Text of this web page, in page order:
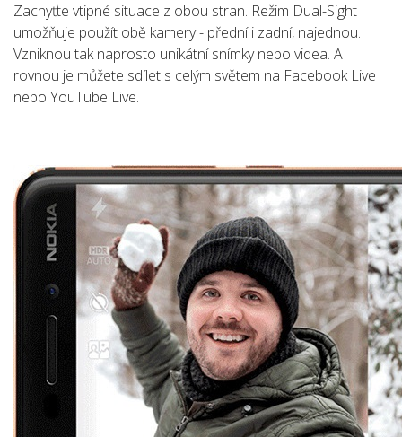
Zachyťte vtipné situace z obou stran. Režim Dual-Sight
umožňuje použít obě kamery - přední i zadní, najednou.
Vzniknou tak naprosto unikátní snímky nebo videa. A
rovnou je můžete sdílet s celým světem na Facebook Live
nebo YouTube Live.